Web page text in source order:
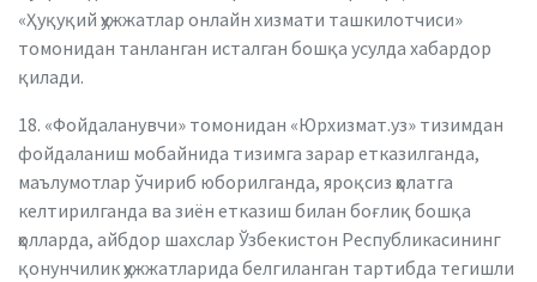
«Ҳуқуқий ҳужжатлар онлайн хизмати ташкилотчиси»
томонидан танланган исталган бошқа усулда хабардор
қилади.
18. «Фойдаланувчи» томонидан «Юрхизмат.уз» тизимдан
фойдаланиш мобайнида тизимга зарар етказилганда,
маълумотлар ўчириб юборилганда, яроқсиз ҳолатга
келтирилганда ва зиён етказиш билан боғлиқ бошқа
ҳолларда, айбдор шахслар Ўзбекистон Республикасининг
қонунчилик ҳужжатларида белгиланган тартибда тегишли